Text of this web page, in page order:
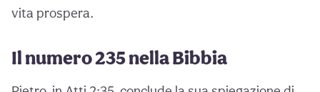
vita prospera.
Il numero 235 nella Bibbia